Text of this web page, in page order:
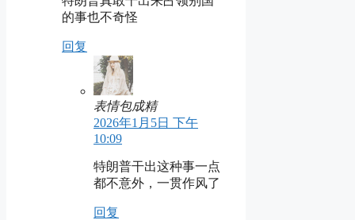
的事也不奇怪
回复
表情包成精
2026年1月5日 下午
10:09
特朗普干出这种事一点
都不意外，一贯作风了
回复